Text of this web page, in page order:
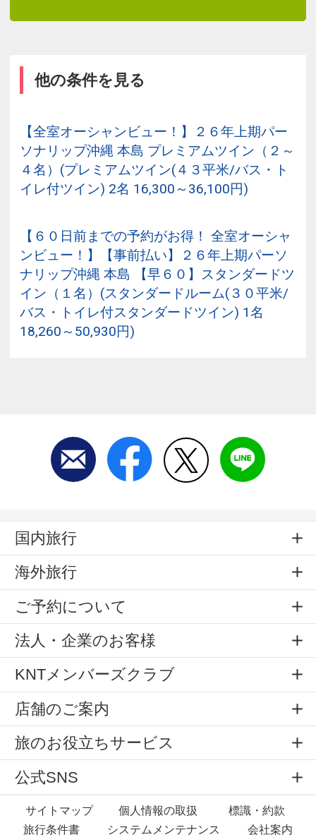
他の条件を見る
【全室オーシャンビュー！】２６年上期パー
ソナリップ沖縄 本島 プレミアムツイン（２～
４名）(プレミアムツイン(４３平米/バス・ト
イレ付ツイン) 2名 16,300～36,100円)
【６０日前までの予約がお得！ 全室オーシャ
ンビュー！】【事前払い】２６年上期パーソ
ナリップ沖縄 本島 【早６０】スタンダードツ
イン（１名）(スタンダードルーム(３０平米/
バス・トイレ付スタンダードツイン) 1名
18,260～50,930円)
国内旅行
海外旅行
ご予約について
法人・企業のお客様
KNTメンバーズクラブ
店舗のご案内
旅のお役立ちサービス
公式SNS
サイトマップ 個人情報の取扱
標識・約款
旅行条件書
システムメンテナンス 会社案内